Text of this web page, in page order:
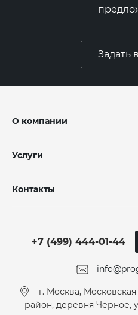
Задать
О компании
Услуги
Контакты
+7 (499) 444-01-44
г. Москва,
район, деревня Черное,